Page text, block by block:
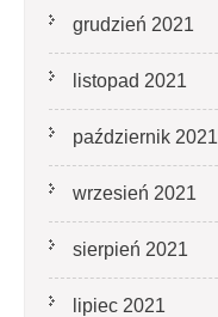
grudzień 2021
listopad 2021
październik 2021
wrzesień 2021
sierpień 2021
lipiec 2021